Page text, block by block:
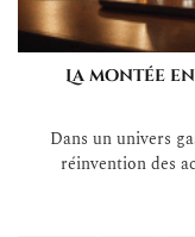
La montée
Dans un univers
réinvention des